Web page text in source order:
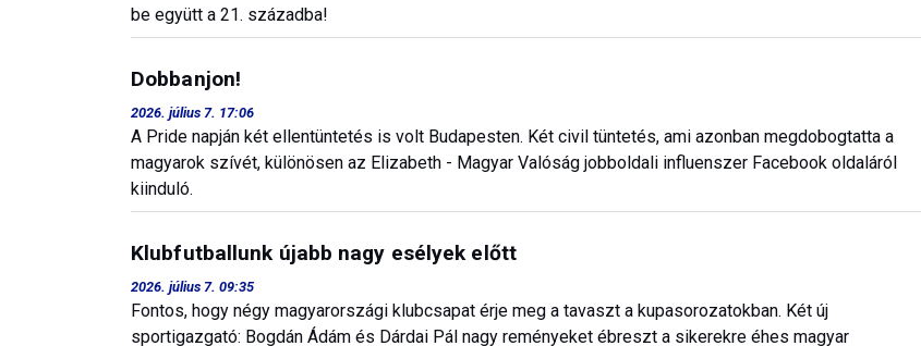
be együtt a 21. századba!
Dobbanjon!
2026. július 7. 17:06
A Pride napján két ellentüntetés is volt Budapesten. Két civil tüntetés, ami azonban megdobogtatta a
magyarok szívét, különösen az Elizabeth - Magyar Valóság jobboldali influenszer Facebook oldaláról
kiinduló.
Klubfutballunk újabb nagy esélyek előtt
2026. július 7. 09:35
Fontos, hogy négy magyarországi klubcsapat érje meg a tavaszt a kupasorozatokban. Két új
sportigazgató: Bogdán Ádám és Dárdai Pál nagy reményeket ébreszt a sikerekre éhes magyar